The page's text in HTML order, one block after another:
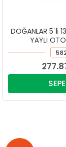
DOĞANLAR 5`li
YAYLI